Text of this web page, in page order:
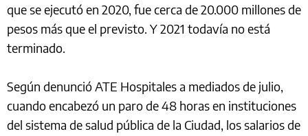
que se ejecutó en 2020, fue cerca de 20.000 millones de
pesos más que el previsto. Y 2021 todavía no está
terminado.
Según denunció ATE Hospitales a mediados de julio,
cuando encabezó un paro de 48 horas en instituciones
del sistema de salud pública de la Ciudad, los salarios de